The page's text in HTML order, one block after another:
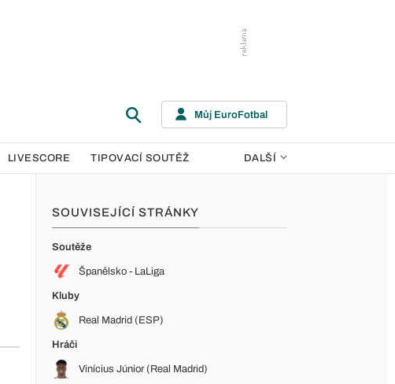
Můj EuroFotbal
LIVESCORE TIPOVACÍ SOUTĚŽ DALŠÍ
SOUVISEJÍCÍ STRÁNKY
Soutěže
Španělsko - LaLiga
Kluby
Real Madrid (ESP)
Hráči
Vinícius Júnior (Real Madrid)